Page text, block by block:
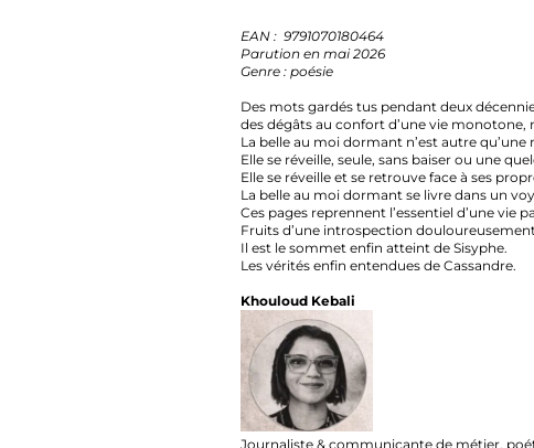
EAN : 9791070180464
Parution en mai 2026
Genre : poésie
Des mots gardés tus pendant deux décennies et
des dégâts au confort d’une vie monotone,
La belle au moi dormant n’est autre qu’une
Elle se réveille, seule, sans baiser ou une
Elle se réveille et se retrouve face à ses propres
La belle au moi dormant se livre dans un voyage
Ces pages reprennent l’essentiel d’une vie
Fruits d’une introspection douloureusement
Il est le sommet enfin atteint de Sisyphe.
Les vérités enfin entendues de Cassandre.
Khouloud Kebali
Journaliste & communicante de métier, poétesse